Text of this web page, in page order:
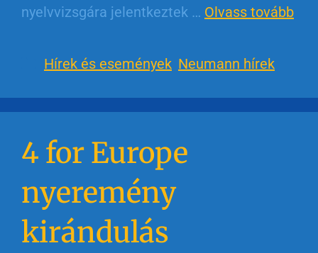
nyelvvizsgára jelentkeztek … Olvass tovább
Hírek és események Neumann hírek
4 for Europe
nyeremény
kirándulás